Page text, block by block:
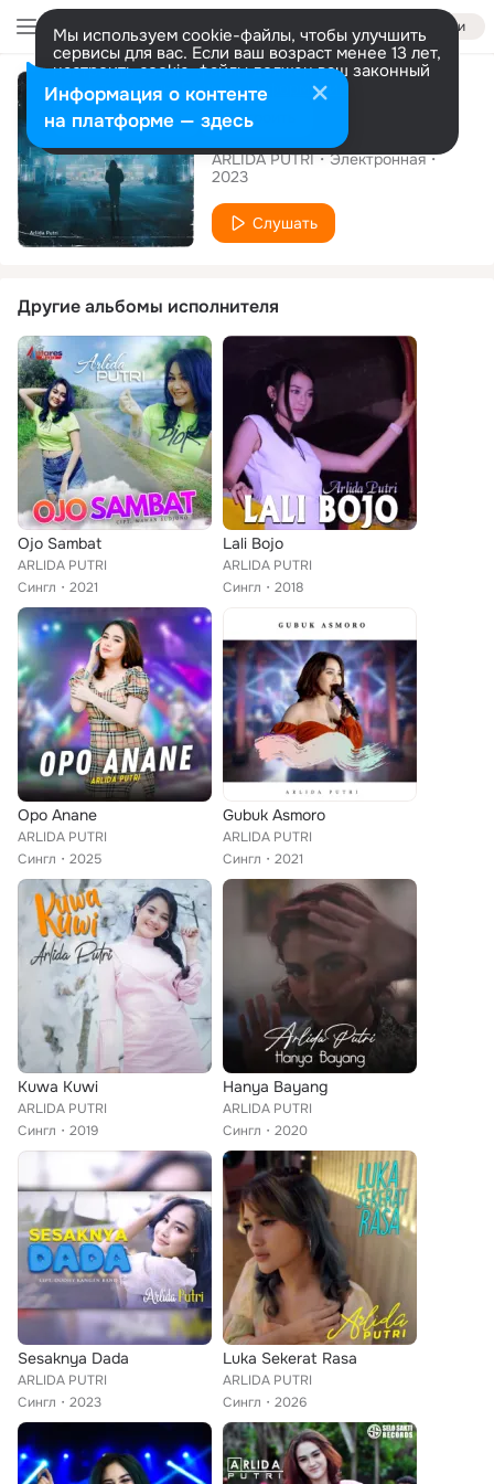
Войти
Мы используем cookie-файлы, чтобы улучшить
сервисы для вас. Если ваш возраст менее 13 лет,
настроить cookie-файлы должен ваш законный
представитель. Больше информации
Разрешить все Настроить
Сингл
Forced Kantional
ARLIDA PUTRI
Электронная
2023
Слушать
Другие альбомы исполнителя
Ojo Sambat
ARLIDA PUTRI
Сингл
2021
Lali Bojo
ARLIDA PUTRI
Сингл
2018
Opo Anane
ARLIDA PUTRI
Сингл
2025
Gubuk Asmoro
ARLIDA PUTRI
Сингл
2021
Kuwa Kuwi
ARLIDA PUTRI
Сингл
2019
Hanya Bayang
ARLIDA PUTRI
Сингл
2020
Sesaknya Dada
ARLIDA PUTRI
Сингл
2023
Luka Sekerat Rasa
ARLIDA PUTRI
Сингл
2026
Информация о контенте
на платформе — здесь